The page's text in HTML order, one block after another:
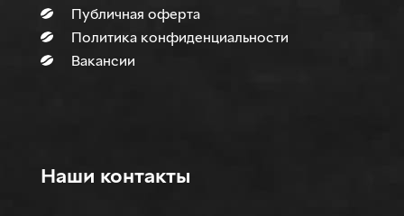
Публичная оферта
Политика конфиденциальности
Вакансии
Наши контакты